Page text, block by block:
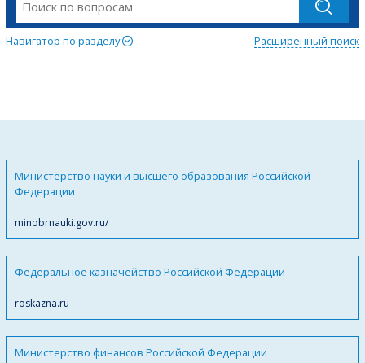
Навигатор по разделу Расширенный поиск
Министерство науки и высшего образования Российской
Федерации
minobrnauki.gov.ru/
Федеральное казначейство Российской Федерации
roskazna.ru
Министерство финансов Российской Федерации